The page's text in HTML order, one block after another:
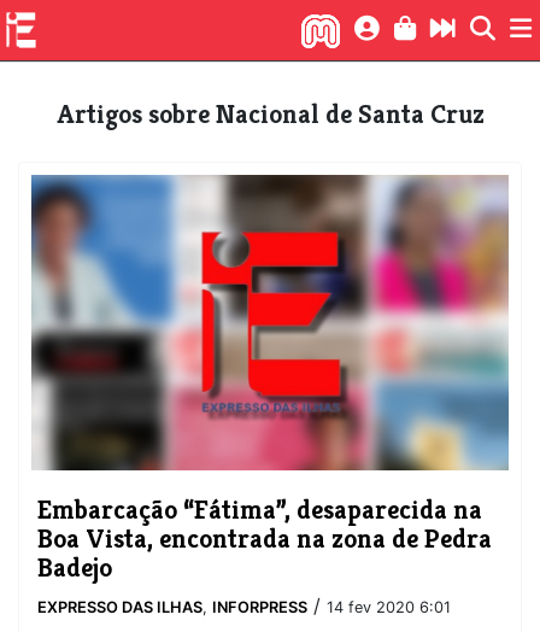
Artigos sobre Nacional de Santa Cruz
Embarcação “Fátima”, desaparecida na
Boa Vista, encontrada na zona de Pedra
Badejo
EXPRESSO DAS ILHAS, INFORPRESS / 14 fev 2020 6:01